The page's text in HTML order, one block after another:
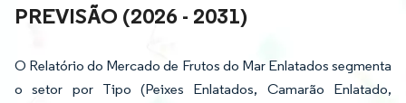
PREVISÃO (2026 - 2031)
O Relatório do Mercado de Frutos do Mar Enlatados segmenta
o setor por Tipo (Peixes Enlatados, Camarão Enlatado,